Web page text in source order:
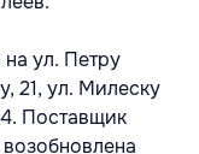
ул. Петру
21, ул. Милеску
Поставщик
возобновлена